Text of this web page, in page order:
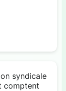
syndicale
comptent